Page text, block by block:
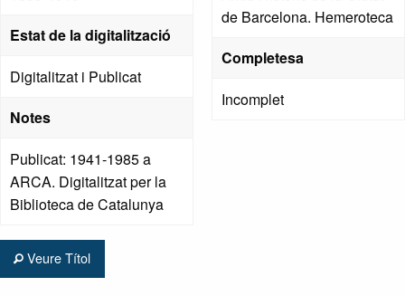
Estat de la digitalització
Digitalitzat i Publicat
Notes
Publicat: 1941-1985 a
ARCA. Digitalitzat per la
Biblioteca de Catalunya
de Barcelona. Hemeroteca
Completesa
Incomplet
Veure Títol